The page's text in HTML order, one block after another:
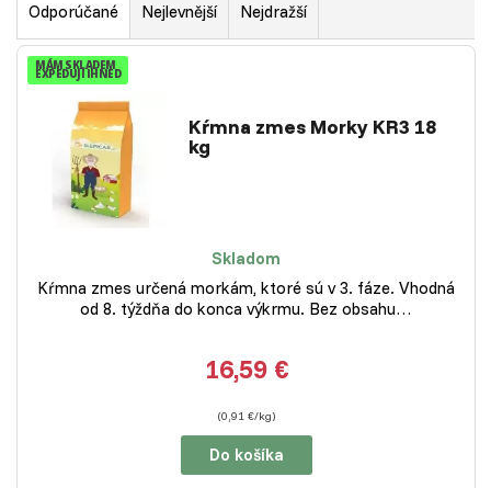
Odporúčané Nejlevnější Nejdražší
MÁM SKLADEM
EXPEDUJI IHNED
Kŕmna zmes Morky KR3 18
kg
Skladom
Kŕmna zmes určená morkám, ktoré sú v 3. fáze. Vhodná
od 8. týždňa do konca výkrmu. Bez obsahu…
16,59 €
(0,91 €/kg)
Do košíka